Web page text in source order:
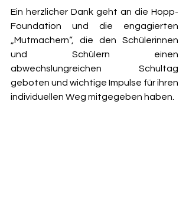
Ein herzlicher Dank geht an die Hopp-
Foundation und die engagierten
„Mutmachern“, die den Schülerinnen
und Schülern einen
abwechslungreichen Schultag
geboten und wichtige Impulse für ihren
individuellen Weg mitgegeben haben.